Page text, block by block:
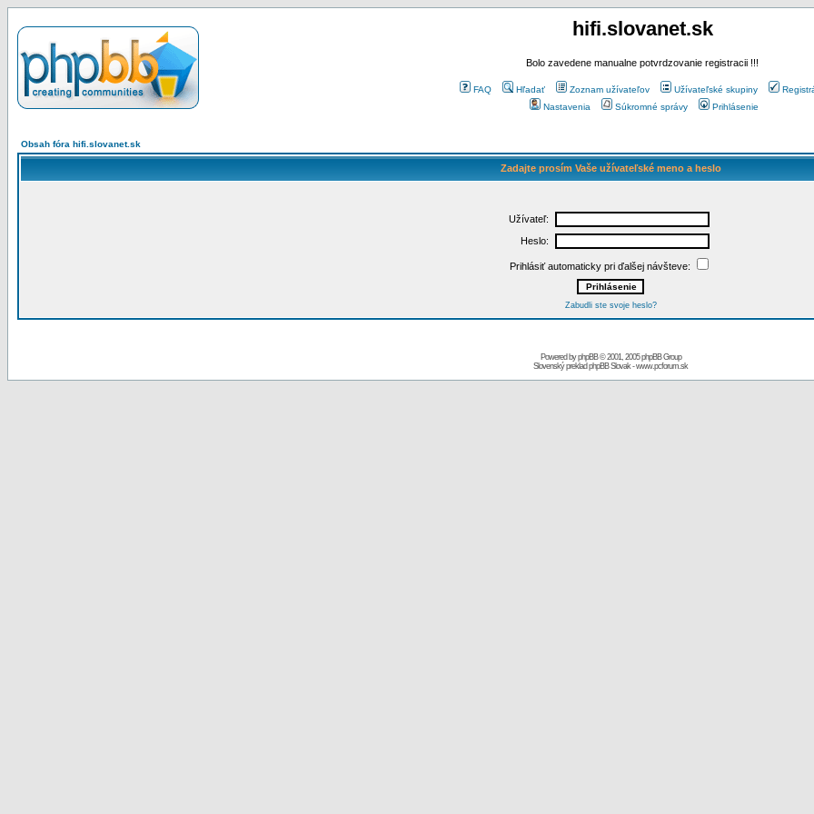
hifi.slovanet.sk
Bolo zavedene manualne potvrdzovanie registracii !!!
FAQ Hľadať Zoznam užívateľov Užívateľské skupiny
Nastavenia
Súkromné správy Prihlásenie
Obsah fóra hifi.slovanet.sk
Zadajte prosím Vaše užívateľské meno a heslo
Užívateľ:
Heslo:
Prihlásiť automaticky pri ďalšej návšteve:
Zabudli ste svoje heslo?
Powered byphpBB© 2001, 2005 phpBB Group
Slovenský preklad phpBB Slovak-www.pcforum.sk